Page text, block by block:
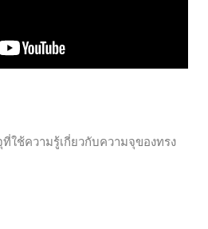
ใช้ความรู้เกี่ยวกับความจุของทรง